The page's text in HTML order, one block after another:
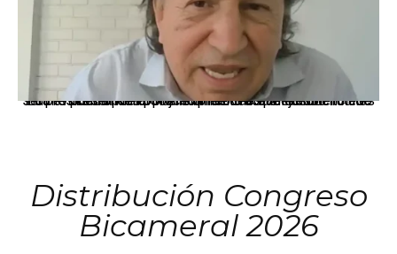
La presidenta Keiko Fujimori informó que la solicitud de indulto presentada por el expresidente Alejandro Toledo será evaluada por la Comisión de Gracias Presidenciales conforme al procedimiento establecido.
Distribución Congreso
Bicameral 2026